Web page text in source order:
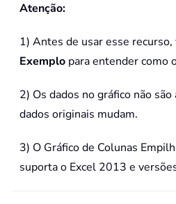
Atenção:
1) Antes de usar esse
Exemplo para entender como
2) Os dados no gráfico não
dados originais mudam.
3) O Gráfico de Colunas
suporta o Excel 2013 e